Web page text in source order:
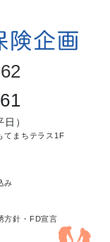
）
てまちテラス1F
み
方針・FD宣言